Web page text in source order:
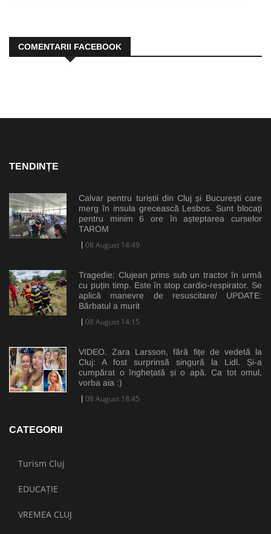
COMENTARII FACEBOOK
TENDINȚE
Calvar pentru turiștii din Cluj și București care
merg în insula grecească Lesbos. Sunt blocați
pentru minim 6 ore în așteptarea curselor
TAROM
08 August 14:49
Tragedie: Clujean prins sub un tractor în urmă
cu puțin timp. Este în stop cardio-respirator. Se
aplică manevre de resuscitare/ UPDATE:
Bărbatul a murit
08 August 14:15
VIDEO. Zara Larsson, fără fițe de vedetă la
Cluj: A fost surprinsă singură la Lidl. Și-a
cumpărat o înghețată și o apă. Ca tot omul,
vorba aia :)
08 August 18:45
CATEGORII
Turism Cluj
EDUCAȚIE
VREMEA CLUJ